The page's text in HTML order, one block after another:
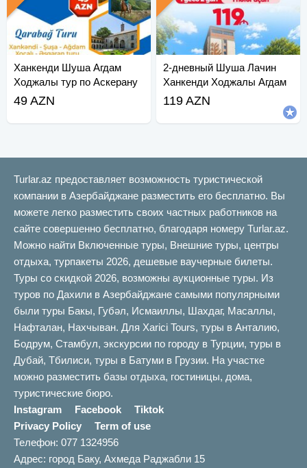
Ханкенди Шуша Агдам
Ходжалы тур по Аскерану
49 AZN
2-дневный Шуша Лачин
Ханкенди Ходжалы Агдам
Зангилан
119 AZN
Turlar.az предоставляет возможность туристической
компании в Азербайджане разместить его бесплатно. Вы
можете легко разместить своих частных работников на
сайте совершенно бесплатно, благодаря номеру Turlar.az.
Можно найти Включенные туры, Внешние туры, центры
отдыха, турпакеты 2026, дешевые ваучерные билеты.
Туры со скидкой 2026, возможны аукционные туры. Из
туров по Дахили в Азербайджане самыми популярными
были туры Бакы, Губəл, Исмаиллы, Шахдаг, Масаллы,
Нафталан, Нахчыван. Для Xarici Tours, туры в Анталию,
Бодрум, Стамбул, экскурсии по городу в Турции, туры в
Дубай, Тбилиси, туры в Батуми в Грузии. На участке
можно разместить базы отдыха, гостиницы, дома,
туристические бюро.
Instagram
Facebook
Tiktok
Privacy Policy
Term of use
Телефон: 077 1324956
Адрес: город Баку, Ахмеда Раджабли 15